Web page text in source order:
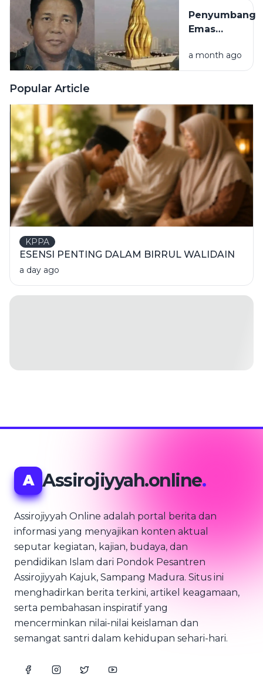
Penyumbang
Emas
Puncak
Monumen
a month ago
Popular Article
KPPA
ESENSI PENTING DALAM BIRRUL WALIDAIN
a day ago
A Assirojiyyah.online.
Assirojiyyah Online adalah portal berita dan
informasi yang menyajikan konten aktual
seputar kegiatan, kajian, budaya, dan
pendidikan Islam dari Pondok Pesantren
Assirojiyyah Kajuk, Sampang Madura. Situs ini
menghadirkan berita terkini, artikel keagamaan,
serta pembahasan inspiratif yang
mencerminkan nilai-nilai keislaman dan
semangat santri dalam kehidupan sehari-hari.